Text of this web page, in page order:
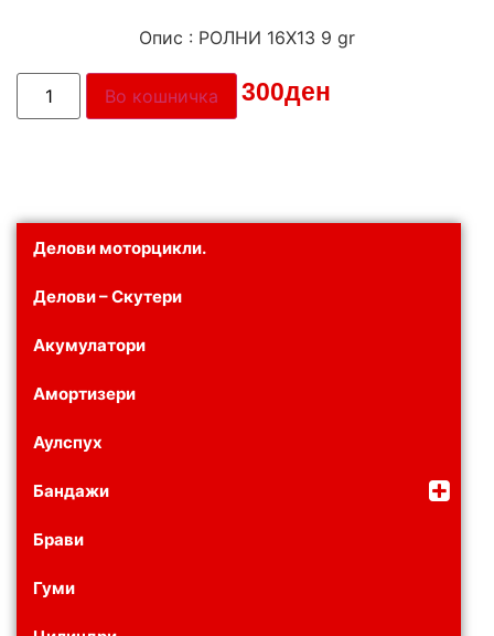
Делови моторцикли.
Делови – Скутери
Акумулатори
Амортизери
Аулспух
Бандажи
Брави
Гуми
Опис : РОЛНИ 16X13 9 gr
Цена: 300ден
Во кошничка